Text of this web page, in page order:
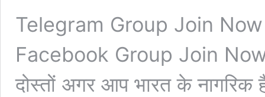
Telegram Group Join
Facebook Group Join
दोस्तों अगर आप भारत के